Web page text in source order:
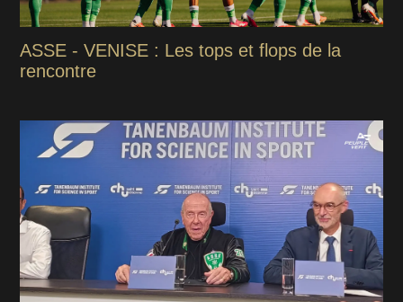
ASSE - VENISE : Les tops et flops de la
rencontre